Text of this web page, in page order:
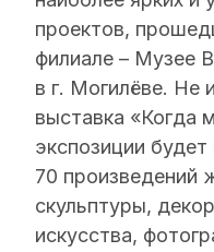
проектов,
филиале – Музее
в г. Могилёве. Не
выставка «Когда
экспозиции
70 произведений
скульптуры,
искусства,